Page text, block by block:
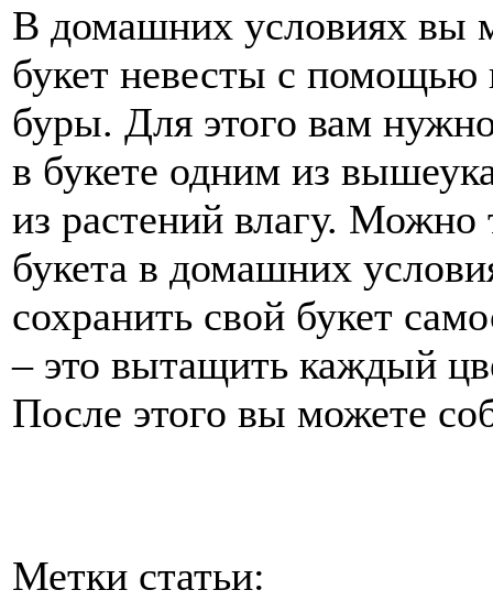
В домашних условиях вы
букет невесты с помощью
буры. Для этого вам
в букете одним из
из растений влагу. Можно
букета в домашних
сохранить свой букет
– это вытащить каждый
После этого вы можете
Метки статьи: